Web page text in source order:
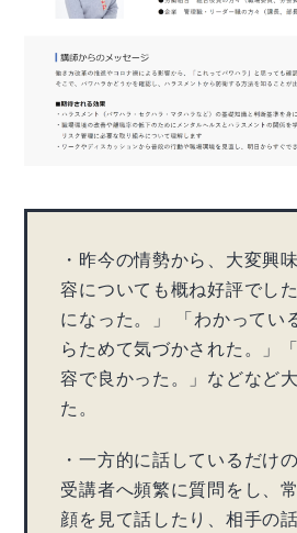
・昨今の情勢から、大変興
容についても概ね好評でし
になった。」 「わかってい
らためて気づかされた。」
容で良かった。」などなど
た。
・一方的に話しているだけ
受講者へ頻繁に質問をし、
顔を見て話したり、相手の